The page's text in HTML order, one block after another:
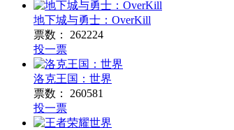
地下城与勇士：OverKill
票数：
262224
投一票
洛克王国：世界
票数：
260581
投一票